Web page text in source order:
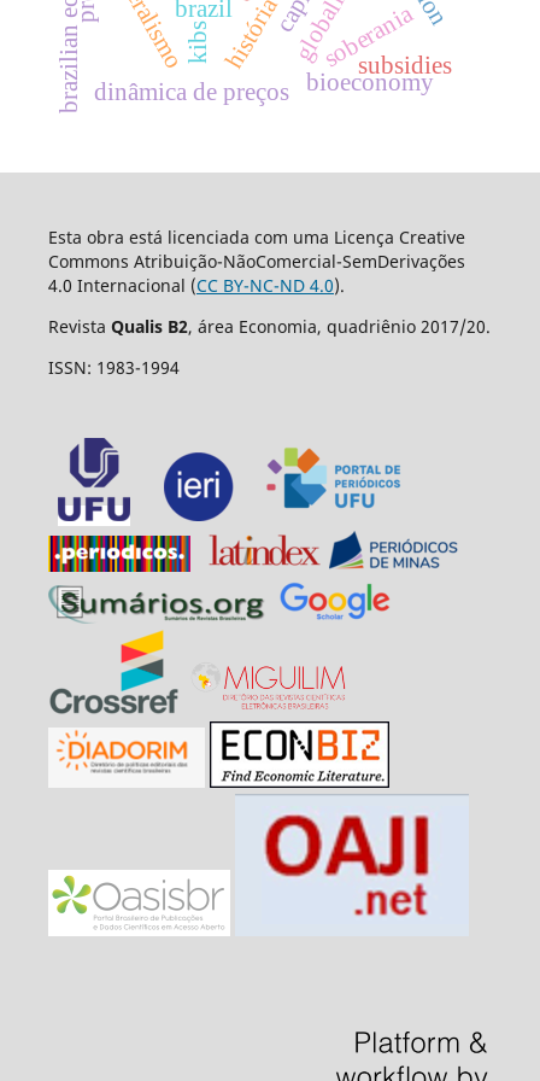
soberania
dinâmica de preços bioeconomy
brazil
subsidies
kibs
Esta obra está licenciada com uma Licença Creative
Commons Atribuição-NãoComercial-SemDerivações
4.0 Internacional (CC BY-NC-ND 4.0).
Revista Qualis B2, área Economia, quadriênio 2017/20.
ISSN: 1983-1994